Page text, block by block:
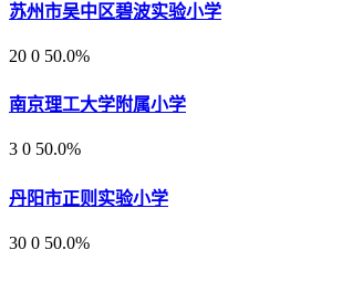
苏州市吴中区碧波实验小学
20 0 50.0%
南京理工大学附属小学
3 0 50.0%
丹阳市正则实验小学
30 0 50.0%